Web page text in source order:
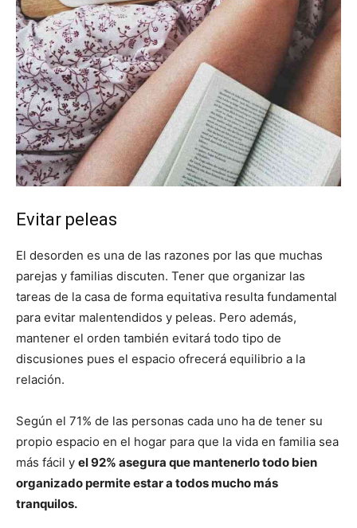
Evitar peleas
El desorden es una de las razones por las que muchas
parejas y familias discuten. Tener que organizar las
tareas de la casa de forma equitativa resulta fundamental
para evitar malentendidos y peleas. Pero además,
mantener el orden también evitará todo tipo de
discusiones pues el espacio ofrecerá equilibrio a la
relación.
Según el 71% de las personas cada uno ha de tener su
propio espacio en el hogar para que la vida en familia sea
más fácil y el 92% asegura que mantenerlo todo bien
organizado permite estar a todos mucho más
tranquilos.